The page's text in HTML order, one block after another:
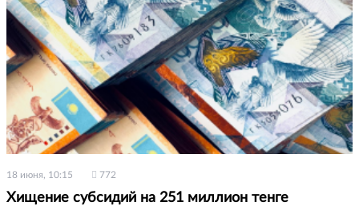
18 июня, 10:15 772
Хищение субсидий на 251 миллион тенге